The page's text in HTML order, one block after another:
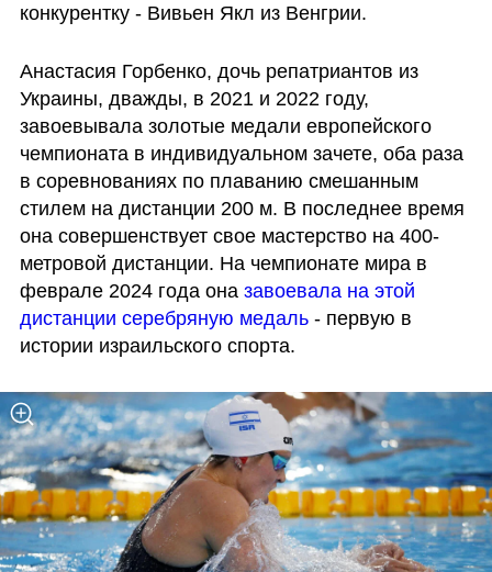
конкурентку - Вивьен Якл из Венгрии.
Анастасия Горбенко, дочь репатриантов из
Украины, дважды, в 2021 и 2022 году,
завоевывала золотые медали европейского
чемпионата в индивидуальном зачете, оба раза
в соревнованиях по плаванию смешанным
стилем на дистанции 200 м. В последнее время
она совершенствует свое мастерство на 400-
метровой дистанции. На чемпионате мира в
феврале 2024 года она завоевала на этой
дистанции серебряную медаль - первую в
истории израильского спорта.